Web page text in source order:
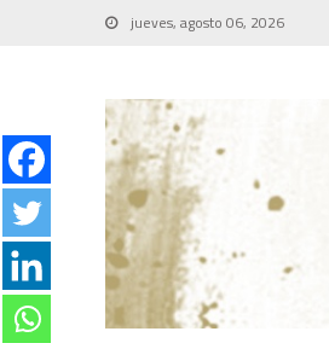
jueves, agosto 06, 2026